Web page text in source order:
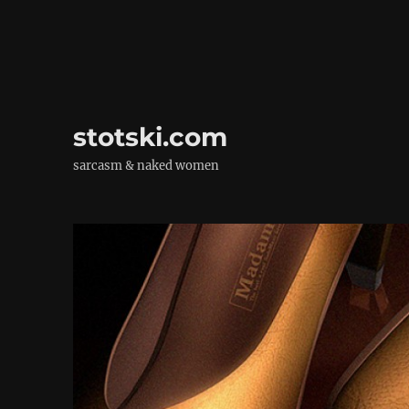
stotski.com
sarcasm & naked women